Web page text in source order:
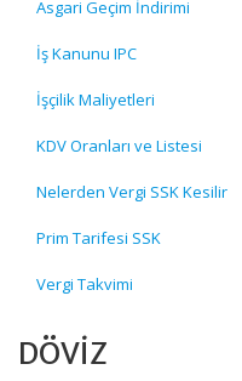
Asgari Geçim İndirimi
İş Kanunu IPC
İşçilik Maliyetleri
KDV Oranları ve Listesi
Nelerden Vergi SSK Kesilir
Prim Tarifesi SSK
Vergi Takvimi
DÖVİZ